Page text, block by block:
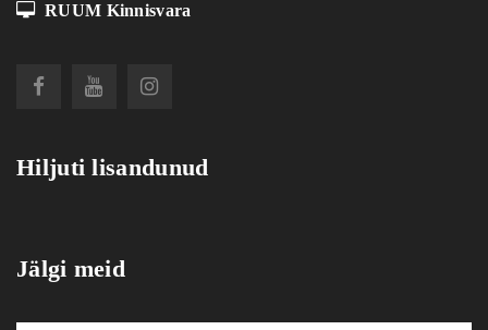
RUUM Kinnisvara
Hiljuti lisandunud
Jälgi meid